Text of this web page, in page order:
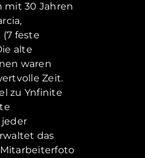
mit 30 Jahren
feste
alte
waren
Zeit.
zu Ynfinite
jeder
das